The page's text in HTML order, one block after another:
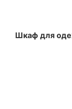
Шкаф для